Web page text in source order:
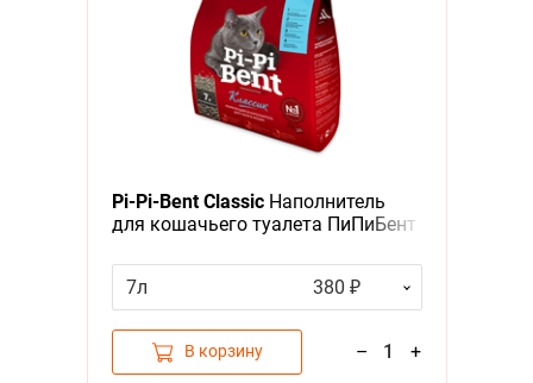
Pi-Pi-Bent ClassicНаполнитель
для кошачьего туалета ПиПиБент
7л
380 ₽
В корзину – 1 +